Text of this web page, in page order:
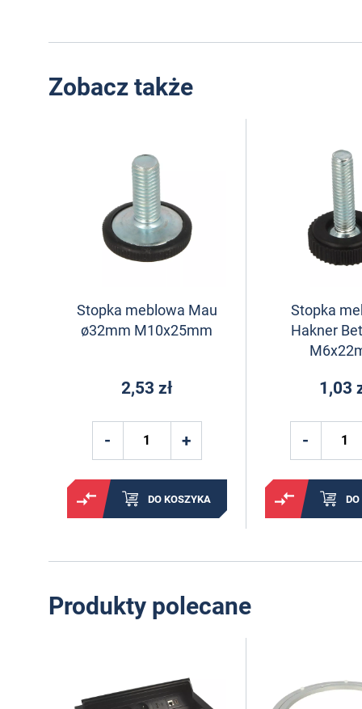
Zobacz także
Stopka meblowa Mau
ø32mm M10x25mm
2,53 zł
DO KOSZYKA
Stopka
Hakner
1,03
Produkty polecane